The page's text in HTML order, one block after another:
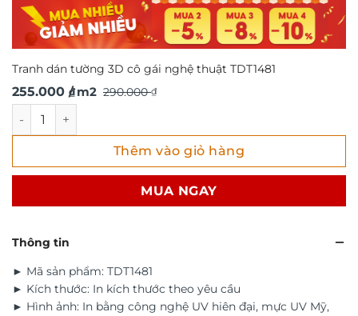
Tranh dán tường 3D cô gái nghệ thuật TDT1481
290.000₫
Giá
là:
290.000 ₫.
255.000 ₫
Giá
tại
là:
/ m2
Tranh dán tường 3D cô gái nghệ thuật TDT1481 số lượng
Thêm vào giỏ hàng
MUA NGAY
Thông tin
► Mã sản phẩm: TDT1481
► Kích thước: In kích thước theo yêu cầu
► Hình ảnh: In bằng công nghệ UV hiên đại, mực UV Mỹ,